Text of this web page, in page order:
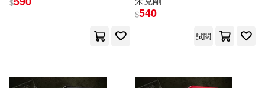
Paul(36)
中國建材工業出版社(207)
$540
試閱